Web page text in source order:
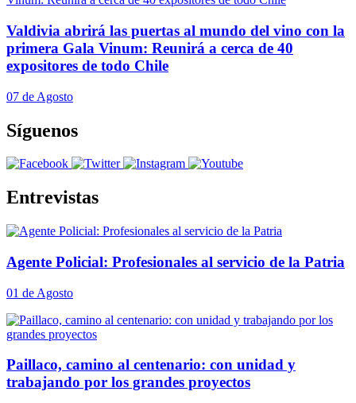
Valdivia abrirá las puertas al mundo del vino con la
primera Gala Vinum: Reunirá a cerca de 40
expositores de todo Chile
07 de Agosto
Síguenos
Entrevistas
Agente Policial: Profesionales al servicio de la Patria
01 de Agosto
Paillaco, camino al centenario: con unidad y
trabajando por los grandes proyectos